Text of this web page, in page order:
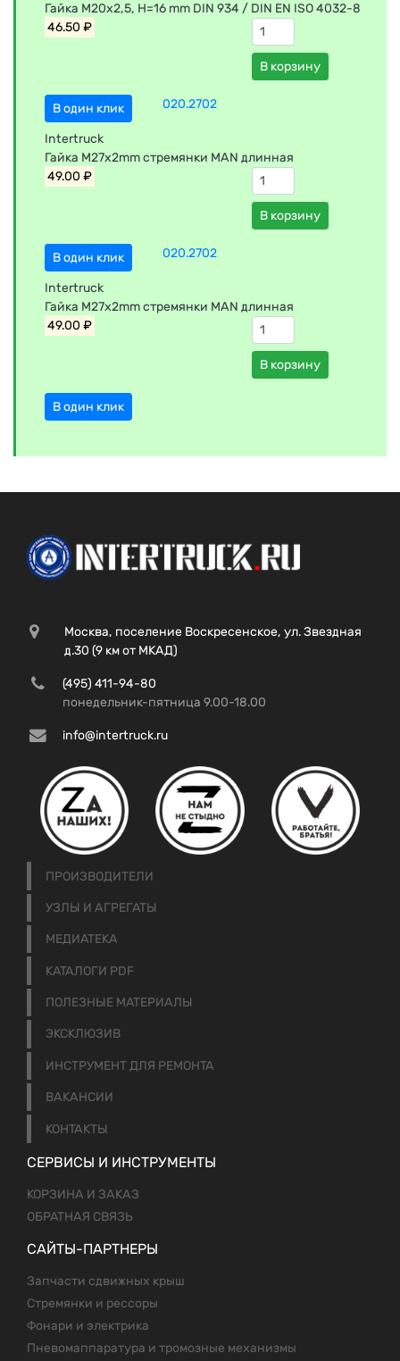
Гайка M20x2,5, H=16 mm DIN 934 / DIN EN ISO 4032-8
46.50 ₽
В корзину
В один клик 020.2702
Intertruck
Гайка М27х2mm стремянки MAN длинная
49.00 ₽
В корзину
В один клик 020.2702
Intertruck
Гайка М27х2mm стремянки MAN длинная
49.00 ₽
В корзину
В один клик
Москва, поселение Воскресенское, ул. Звездная
д.30 (9 км от МКАД)
(495) 411-94-80
понедельник-пятница 9.00-18.00
info@intertruck.ru
ПРОИЗВОДИТЕЛИ
УЗЛЫ И АГРЕГАТЫ
МЕДИАТЕКА
КАТАЛОГИ PDF
ПОЛЕЗНЫЕ МАТЕРИАЛЫ
ЭКСКЛЮЗИВ
ИНСТРУМЕНТ ДЛЯ РЕМОНТА
ВАКАНСИИ
КОНТАКТЫ
СЕРВИСЫ И ИНСТРУМЕНТЫ
КОРЗИНА И ЗАКАЗ
ОБРАТНАЯ СВЯЗЬ
САЙТЫ-ПАРТНЕРЫ
Запчасти сдвижных крыш
Стремянки и рессоры
Фонари и электрика
Пневомаппаратура и тромозные механизмы